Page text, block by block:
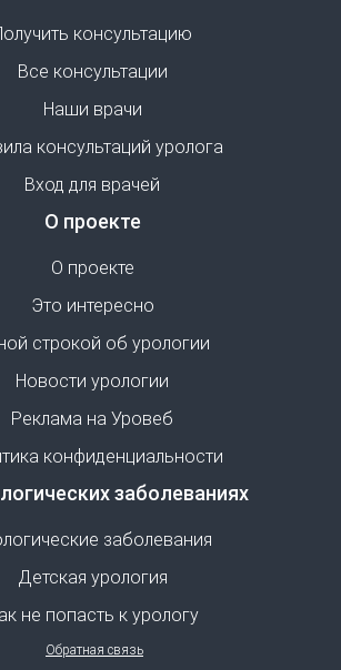
консультацию
Все консультации
Наши врачи
консультаций уролога
Вход для врачей
О проекте
О проекте
Это интересно
строкой об урологии
Новости урологии
Реклама на Уровеб
конфиденциальности
заболеваниях
заболевания
Детская урология
не попасть к урологу
Обратная связь